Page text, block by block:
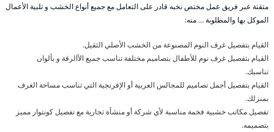
متقنة عبر فريق عمل مختص نخبه قادر على التعامل مع جميع أنواع الخشب و تلبية الأعمال
الموكل بها والمطلوبة … منه:
القيام بتفصيل غرف النوم المصنوعة من الخشب الأصلي الثقيل.
القيام بتفصيل غرف نوم للأطفال بتصاميم مختلفة تناسب جميع الأالرقة و بألوان
تناسبك.
القيام بتفصيل أجمل تصاميم للمجالس العربية أو الإفرنجية التي تناسب مساحة الغرف
بمنزلك.
تفصيل مكاتب خشبية فخمة مناسبة لأي شركة أو منشأة تجارية مع تفصيل كونتوار مميز
بتصميمه.